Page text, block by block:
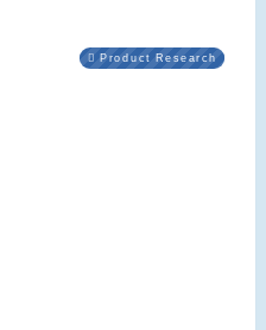
Product Research